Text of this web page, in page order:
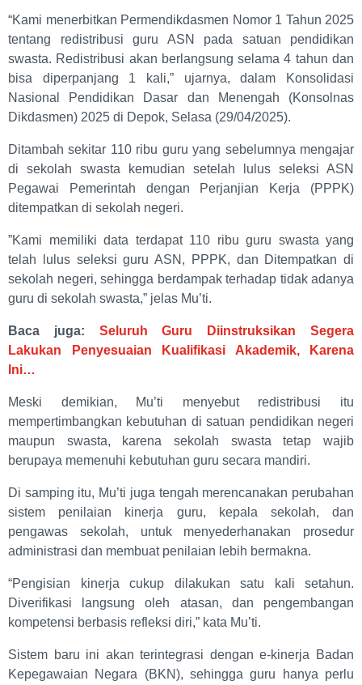
“Kami menerbitkan Permendikdasmen Nomor 1 Tahun 2025
tentang redistribusi guru ASN pada satuan pendidikan
swasta. Redistribusi akan berlangsung selama 4 tahun dan
bisa diperpanjang 1 kali,” ujarnya, dalam Konsolidasi
Nasional Pendidikan Dasar dan Menengah (Konsolnas
Dikdasmen) 2025 di Depok, Selasa (29/04/2025).
Ditambah sekitar 110 ribu guru yang sebelumnya mengajar
di sekolah swasta kemudian setelah lulus seleksi ASN
Pegawai Pemerintah dengan Perjanjian Kerja (PPPK)
ditempatkan di sekolah negeri.
”Kami memiliki data terdapat 110 ribu guru swasta yang
telah lulus seleksi guru ASN, PPPK, dan Ditempatkan di
sekolah negeri, sehingga berdampak terhadap tidak adanya
guru di sekolah swasta,” jelas Mu’ti.
Baca juga: Seluruh Guru Diinstruksikan Segera
Lakukan Penyesuaian Kualifikasi Akademik, Karena
Ini…
Meski demikian, Mu’ti menyebut redistribusi itu
mempertimbangkan kebutuhan di satuan pendidikan negeri
maupun swasta, karena sekolah swasta tetap wajib
berupaya memenuhi kebutuhan guru secara mandiri.
Di samping itu, Mu’ti juga tengah merencanakan perubahan
sistem penilaian kinerja guru, kepala sekolah, dan
pengawas sekolah, untuk menyederhanakan prosedur
administrasi dan membuat penilaian lebih bermakna.
“Pengisian kinerja cukup dilakukan satu kali setahun.
Diverifikasi langsung oleh atasan, dan pengembangan
kompetensi berbasis refleksi diri,” kata Mu’ti.
Sistem baru ini akan terintegrasi dengan e-kinerja Badan
Kepegawaian Negara (BKN), sehingga guru hanya perlu